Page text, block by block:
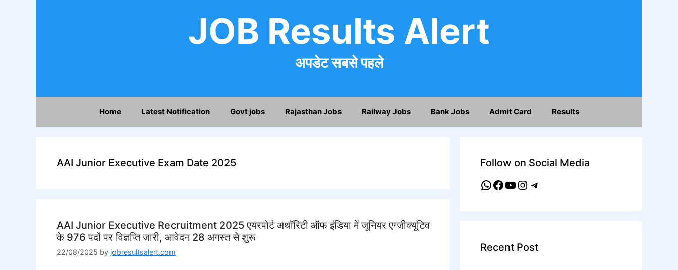
JOB Results Alert
अपडेट सबसे पहले
Home Latest Notification Govt jobs Rajasthan Jobs Railway Jobs Bank Jobs Admit Card Results
AAI Junior Executive Exam Date 2025
AAI Junior Executive Recruitment 2025 एयरपोर्ट अथॉरिटी ऑफ इंडिया में जूनियर एग्जीक्यूटिव
के 976 पदों पर विज्ञप्ति जारी, आवेदन 28 अगस्त से शुरू
22/08/2025 by jobresultsalert.com
Follow on Social Media
WhatsApp
Facebook
YouTube
Instagram
Telegram
Recent Post